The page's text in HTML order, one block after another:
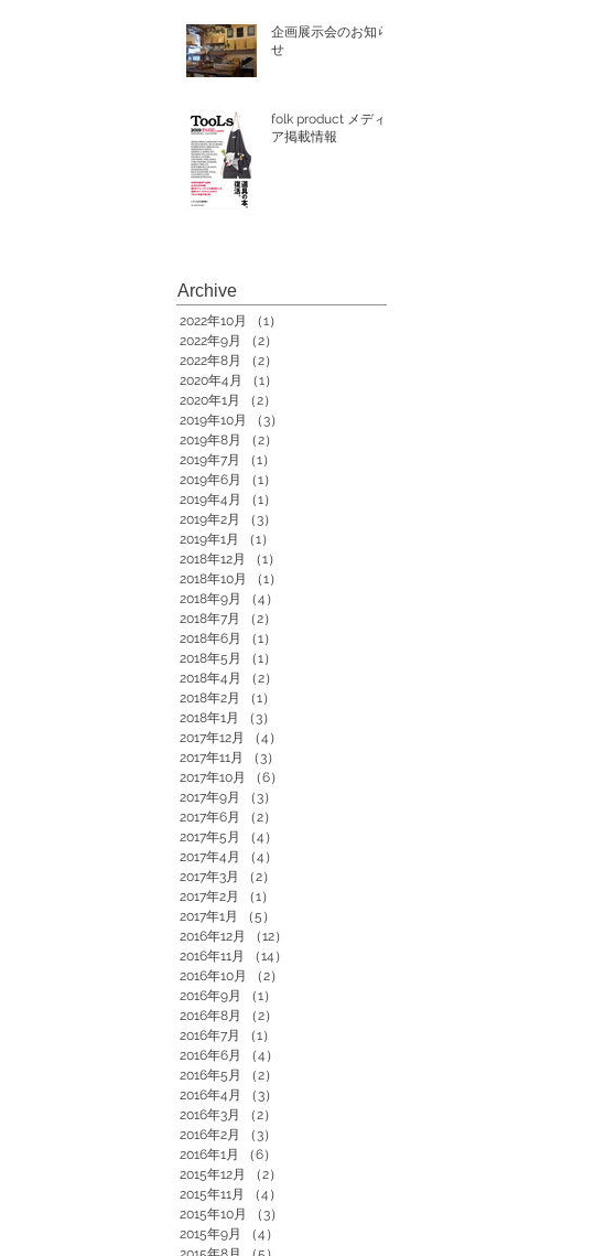
企画展示会のお知ら
せ
folk product メディ
ア掲載情報
Archive
2022年10月 （1）
2022年9月
（2）
2022年8月
（2）
2020年4月
（1）
2020年1月
（2）
2019年10月
（3）
2019年8月
（2）
2019年7月
（1）
2019年6月
（1）
2019年4月
（1）
2019年2月
（3）
2019年1月
（1）
2018年12月
（1）
2018年10月
（1）
2018年9月
（4）
2018年7月
（2）
2018年6月
（1）
2018年5月
（1）
2018年4月
（2）
2018年2月
（1）
2018年1月
（3）
2017年12月
（4）
2017年11月
（3）
2017年10月
（6）
2017年9月
（3）
2017年6月
（2）
2017年5月
（4）
2017年4月
（4）
2017年3月
（2）
2017年2月
（1）
2017年1月
（5）
2016年12月
（12）
2016年11月
（14）
2016年10月
（2）
2016年9月
（1）
2016年8月
（2）
2016年7月
（1）
2016年6月
（4）
2016年5月
（2）
2016年4月
（3）
2016年3月
（2）
2016年2月
（3）
2016年1月
（6）
2015年12月
（2）
2015年11月
（4）
2015年10月
（3）
2015年9月
（4）